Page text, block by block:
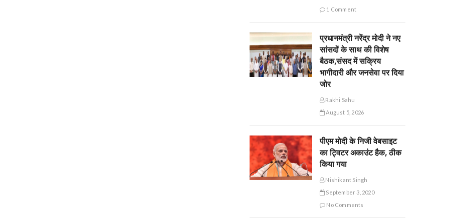
1 Comment
प्रधानमंत्री नरेंद्र मोदी ने नए
सांसदों के साथ की विशेष
बैठक,संसद में सक्रिय
भागीदारी और जनसेवा पर दिया
जोर
Rakhi Sahu
August 5, 2026
पीएम मोदी के निजी वेबसाइट
का ट्विटर अकाउंट हैक, ठीक
किया गया
Nishikant Singh
September 3, 2020
No Comments